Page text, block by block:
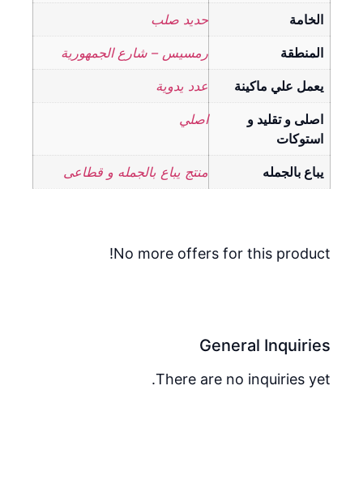
الخامة حديد صلب
المنطقة رمسيس – شارع الجمهورية
يعمل علي ماكينة عدد يدوية
اصلى و تقليد و
استوكات
اصلي
يباع بالجمله منتج يباع بالجمله و قطاعى
No more offers for this product!
General Inquiries
There are no inquiries yet.